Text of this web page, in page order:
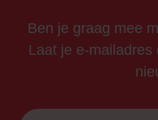
Ben je graag mee
Laat je e-mailadres